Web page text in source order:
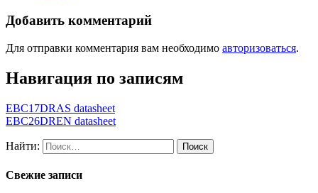
Добавить комментарий
Для отправки комментария вам необходимо авторизоваться.
Навигация по записям
EBC17DRAS datasheet
EBC26DREN datasheet
Найти:
Свежие записи